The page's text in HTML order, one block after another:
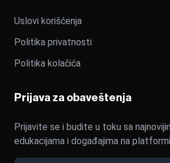
Uslovi korišćenja
Politika privatnosti
Politika kolačića
Prijava za obaveštenja
Prijavite se i budite u toku sa
edukacijama i događajima na platformi.